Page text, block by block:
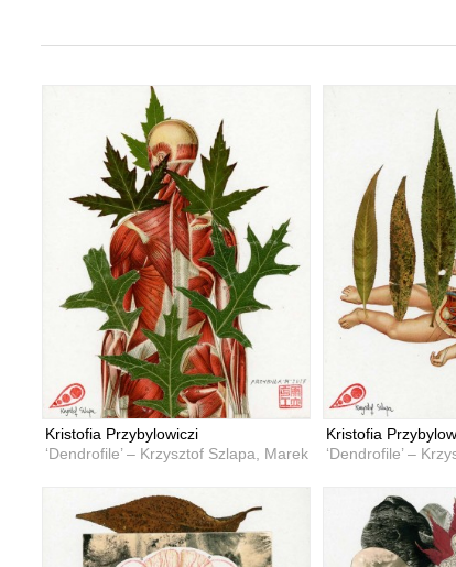
Kristofia Przybylowiczi
‘Dendrofile’ – Krzysztof Szlapa, Marek Przybyła
Kristofia
‘Dendrofile’ –